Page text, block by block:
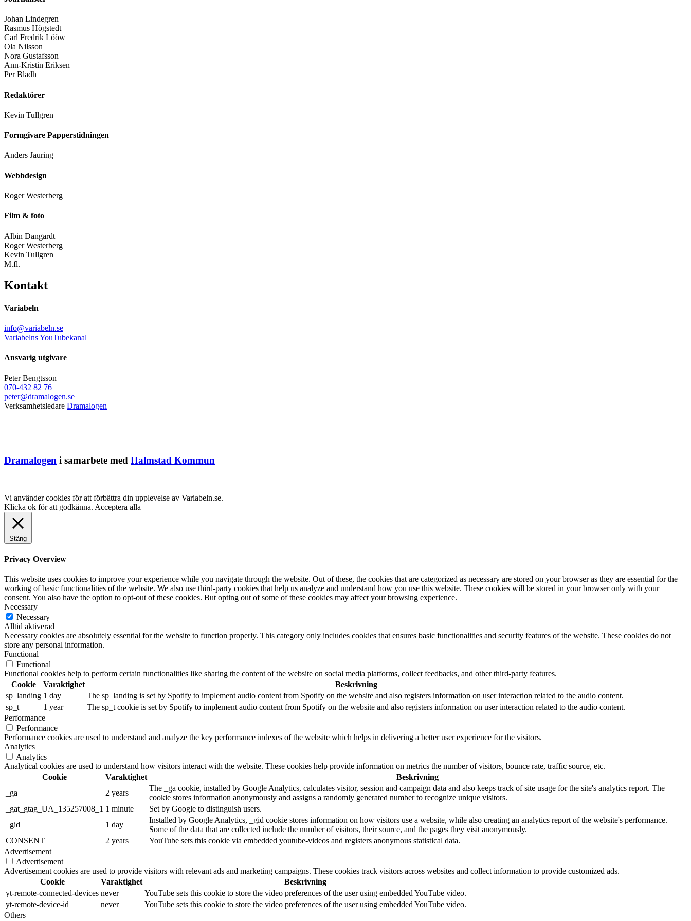
Johan Lindegren
Rasmus Högstedt
Carl Fredrik Lööw
Ola Nilsson
Nora Gustafsson
Ann-Kristin Eriksen
Per Bladh
Redaktörer
Kevin Tullgren
Formgivare Papperstidningen
Anders Jauring
Webbdesign
Roger Westerberg
Film & foto
Albin Dangardt
Roger Westerberg
Kevin Tullgren
M.fl.
Kontakt
Variabeln
info@variabeln.se
Variabelns YouTubekanal
Ansvarig utgivare
Peter Bengtsson
070-432 82 76
peter@dramalogen.se
Verksamhetsledare Dramalogen
Dramalogen i samarbete med Halmstad Kommun
Vi använder cookies för att förbättra din upplevelse av Variabeln.se.
Klicka ok för att godkänna. Acceptera alla
Stäng
Privacy Overview
This website uses cookies to improve your experience while you navigate through the website. Out of these, the cookies that are categorized as necessary are stored on your browser as they are essential for the
working of basic functionalities of the website. We also use third-party cookies that help us analyze and understand how you use this website. These cookies will be stored in your browser only with your
consent. You also have the option to opt-out of these cookies. But opting out of some of these cookies may affect your browsing experience.
Necessary
Necessary
Alltid aktiverad
Necessary cookies are absolutely essential for the website to function properly. This category only includes cookies that ensures basic functionalities and security features of the website. These cookies do not
store any personal information.
Functional
Functional
Functional cookies help to perform certain functionalities like sharing the content of the website on social media platforms, collect feedbacks, and other third-party features.
Cookie
Varaktighet
Beskrivning
sp_landing 1 day
The sp_landing is set by Spotify to implement audio content from Spotify on the website and also registers information on user interaction related to the audio content.
sp_t
1 year
The sp_t cookie is set by Spotify to implement audio content from Spotify on the website and also registers information on user interaction related to the audio content.
Performance
Performance
Performance cookies are used to understand and analyze the key performance indexes of the website which helps in delivering a better user experience for the visitors.
Analytics
Analytics
Analytical cookies are used to understand how visitors interact with the website. These cookies help provide information on metrics the number of visitors, bounce rate, traffic source, etc.
Cookie
Varaktighet
Beskrivning
_ga
2 years
The _ga cookie, installed by Google Analytics, calculates visitor, session and campaign data and also keeps track of site usage for the site's analytics report. The
cookie stores information anonymously and assigns a randomly generated number to recognize unique visitors.
_gat_gtag_UA_135257008_1 1 minute
Set by Google to distinguish users.
_gid
1 day
Installed by Google Analytics, _gid cookie stores information on how visitors use a website, while also creating an analytics report of the website's performance.
Some of the data that are collected include the number of visitors, their source, and the pages they visit anonymously.
CONSENT
2 years
YouTube sets this cookie via embedded youtube-videos and registers anonymous statistical data.
Advertisement
Advertisement
Advertisement cookies are used to provide visitors with relevant ads and marketing campaigns. These cookies track visitors across websites and collect information to provide customized ads.
Cookie
Varaktighet
Beskrivning
yt-remote-connected-devices never
YouTube sets this cookie to store the video preferences of the user using embedded YouTube video.
yt-remote-device-id
never
YouTube sets this cookie to store the video preferences of the user using embedded YouTube video.
Others